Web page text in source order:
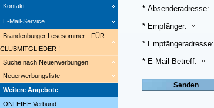
Kontakt
E-Mail-Service
Brandenburger Lesesommer - FÜR
CLUBMITGLIEDER !
Suche nach Neuerwerbungen
Neuerwerbungsliste
Weitere Angebote
ONLEIHE Verbund
* Absenderadresse:
* Empfänger:
* Empfängeradresse:
* E-Mail Betreff: